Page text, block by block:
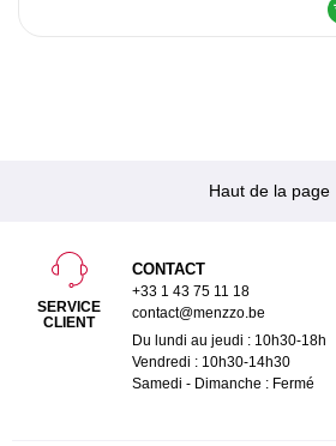
Haut de la page
SERVICE
CLIENT
CONTACT
+33 1 43 75 11 18
contact@menzzo.be
Du lundi au jeudi : 10h30-18h
Vendredi : 10h30-14h30
Samedi - Dimanche : Fermé